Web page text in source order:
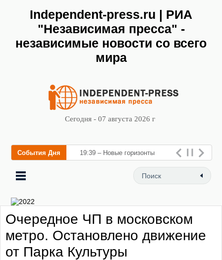
Independent-press.ru | РИА
"Независимая пресса" -
независимые новости со всего
мира
Сегодня - 07 августа 2026 г
События Дня 19:39 – Новые горизонты
флебологии: в Москве
открылся «Городской центр
Очередное ЧП в московском
метро. Остановлено движение
от Парка Культуры